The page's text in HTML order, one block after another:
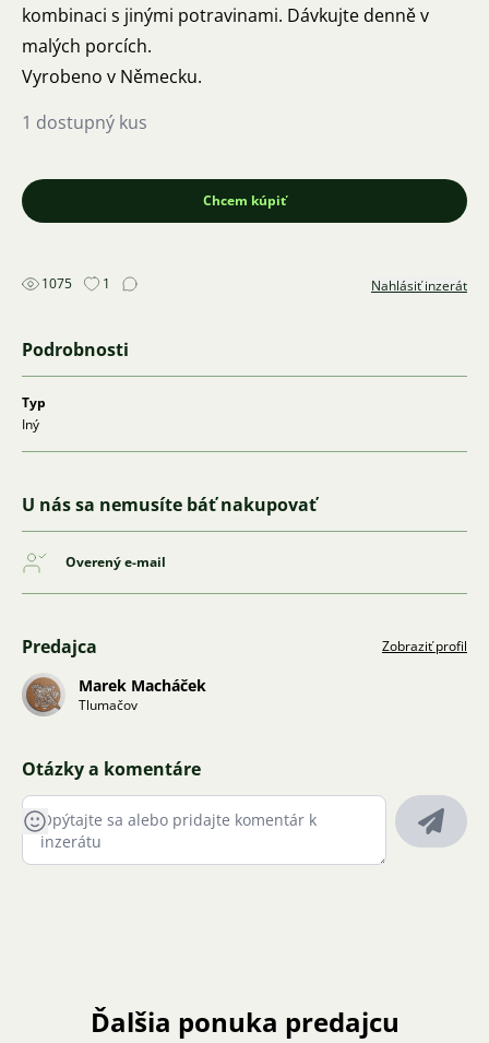
kombinaci s jinými potravinami. Dávkujte denně v
malých porcích.
Vyrobeno v Německu.
1 dostupný kus
Chcem kúpiť
1075 1 Nahlásiť inzerát
Podrobnosti
Typ
Iný
U nás sa nemusíte báť nakupovať
Overený e-mail
Predajca Zobraziť profil
Marek Macháček
Tlumačov
Otázky a komentáre
Ďalšia ponuka predajcu